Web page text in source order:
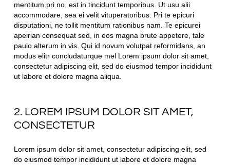
mentitum pri no, est in tincidunt temporibus. Ut usu alii
accommodare, sea ei velit vituperatoribus. Pri te epicuri
disputationi, ne tollit mentitum rationibus nam. Te epicurei
apeirian consequat sed, in eos magna brute appetere, tale
paulo alterum in vis. Qui id novum volutpat reformidans, an
modus elitr concludaturque mel Lorem ipsum dolor sit amet,
consectetur adipiscing elit, sed do eiusmod tempor incididunt
ut labore et dolore magna aliqua.
2. LOREM IPSUM DOLOR SIT AMET,
CONSECTETUR
Lorem ipsum dolor sit amet, consectetur adipiscing elit, sed
do eiusmod tempor incididunt ut labore et dolore magna